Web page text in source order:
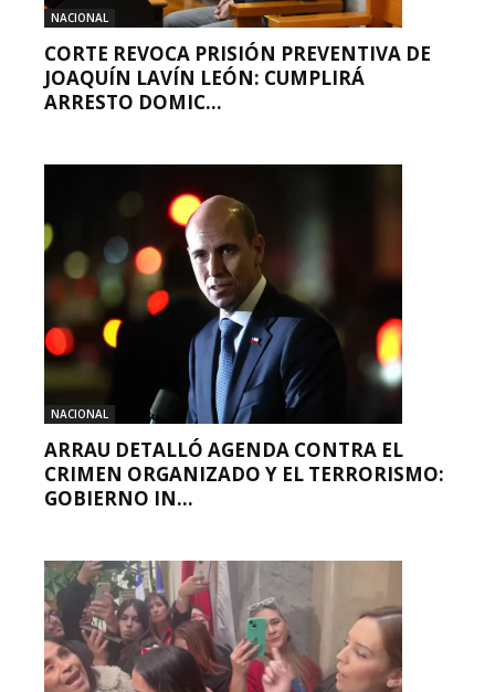
NACIONAL
CORTE REVOCA PRISIÓN PREVENTIVA DE
JOAQUÍN LAVÍN LEÓN: CUMPLIRÁ
ARRESTO DOMIC...
NACIONAL
ARRAU DETALLÓ AGENDA CONTRA EL
CRIMEN ORGANIZADO Y EL TERRORISMO:
GOBIERNO IN...